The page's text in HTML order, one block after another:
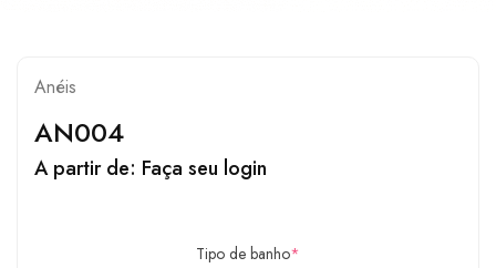
Anéis
AN004
A partir de: Faça seu login
Tipo de banho*